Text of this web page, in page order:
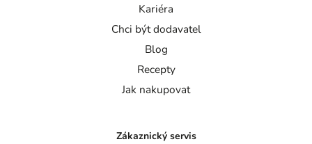
Kariéra
Chci být dodavatel
Blog
Recepty
Jak nakupovat
Zákaznický servis